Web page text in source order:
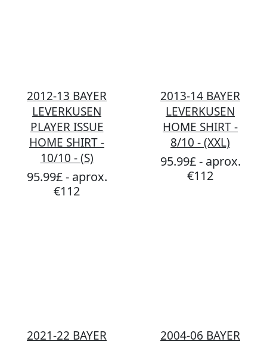
2012-13 BAYER
LEVERKUSEN
PLAYER ISSUE
HOME SHIRT -
10/10 - (S)
95.99£ - aprox.
€112
2013-14 BAYER
LEVERKUSEN
HOME SHIRT -
8/10 - (XXL)
95.99£ - aprox.
€112
2021-22 BAYER 2004-06 BAYER